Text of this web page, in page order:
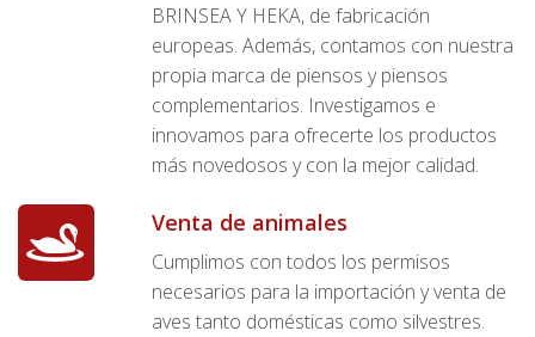
BRINSEA Y HEKA, de fabricación
europeas. Además, contamos con nuestra
propia marca de piensos y piensos
complementarios. Investigamos e
innovamos para ofrecerte los productos
más novedosos y con la mejor calidad.
Venta de animales
Cumplimos con todos los permisos
necesarios para la importación y venta de
aves tanto domésticas como silvestres.